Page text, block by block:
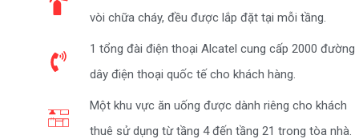
vòi chữa cháy, đều được lắp đặt tại mỗi tầng.
1 tổng đài điện thoại Alcatel cung cấp 2000 đường
dây điện thoại quốc tế cho khách hàng.
Một khu vực ăn uống được dành riêng cho khách
thuê sử dụng từ tầng 4 đến tầng 21 trong tòa nhà.